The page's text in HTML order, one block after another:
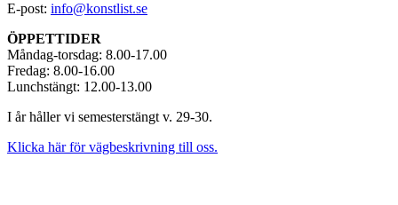
E-post: info@konstlist.se
ÖPPETTIDER
Måndag-torsdag: 8.00-17.00
Fredag: 8.00-16.00
Lunchstängt: 12.00-13.00
I år håller vi semesterstängt v. 29-30.
Klicka här för vägbeskrivning till oss.